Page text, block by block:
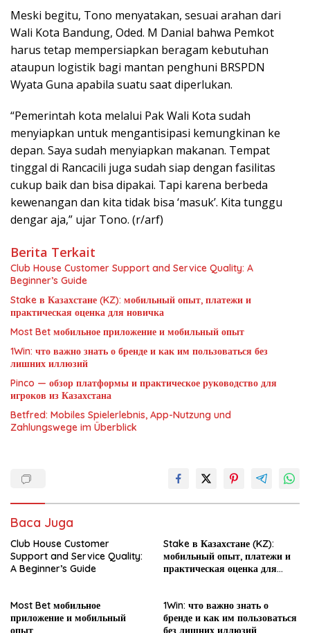
Meski begitu, Tono menyatakan, sesuai arahan dari
Wali Kota Bandung, Oded. M Danial bahwa Pemkot
harus tetap mempersiapkan beragam kebutuhan
ataupun logistik bagi mantan penghuni BRSPDN
Wyata Guna apabila suatu saat diperlukan.
“Pemerintah kota melalui Pak Wali Kota sudah
menyiapkan untuk mengantisipasi kemungkinan ke
depan. Saya sudah menyiapkan makanan. Tempat
tinggal di Rancacili juga sudah siap dengan fasilitas
cukup baik dan bisa dipakai. Tapi karena berbeda
kewenangan dan kita tidak bisa ‘masuk’. Kita tunggu
dengar aja,” ujar Tono. (r/arf)
Berita Terkait
Club House Customer Support and Service Quality: A
Beginner’s Guide
Stake в Казахстане (KZ): мобильный опыт, платежи и
практическая оценка для новичка
Most Bet мобильное приложение и мобильный опыт
1Win: что важно знать о бренде и как им пользоваться без
лишних иллюзий
Pinco — обзор платформы и практическое руководство для
игроков из Казахстана
Betfred: Mobiles Spielerlebnis, App-Nutzung und
Zahlungswege im Überblick
Baca Juga
Club House Customer
Support and Service Quality:
A Beginner’s Guide
Stake в Казахстане (KZ):
мобильный опыт, платежи и
практическая оценка для
Most Bet мобильное
приложение и мобильный
опыт
1Win: что важно знать о
бренде и как им пользоваться
без лишних иллюзий